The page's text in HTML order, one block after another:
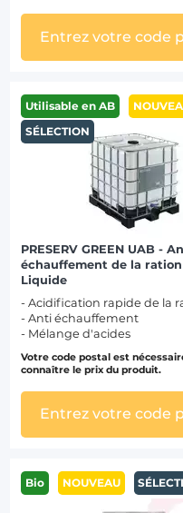
Entrez votre code
Utilisable en AB
SÉLECTION
PRESERV GREEN UAB -
échauffement de la
Liquide
- Acidification rapide de la
- Anti échauffement
- Mélange d'acides
Votre code postal est
connaître le prix du produit.
Entrez votre code
Bio NOUVEAU